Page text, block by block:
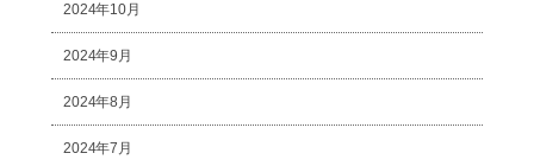
2024年10月
2024年9月
2024年8月
2024年7月